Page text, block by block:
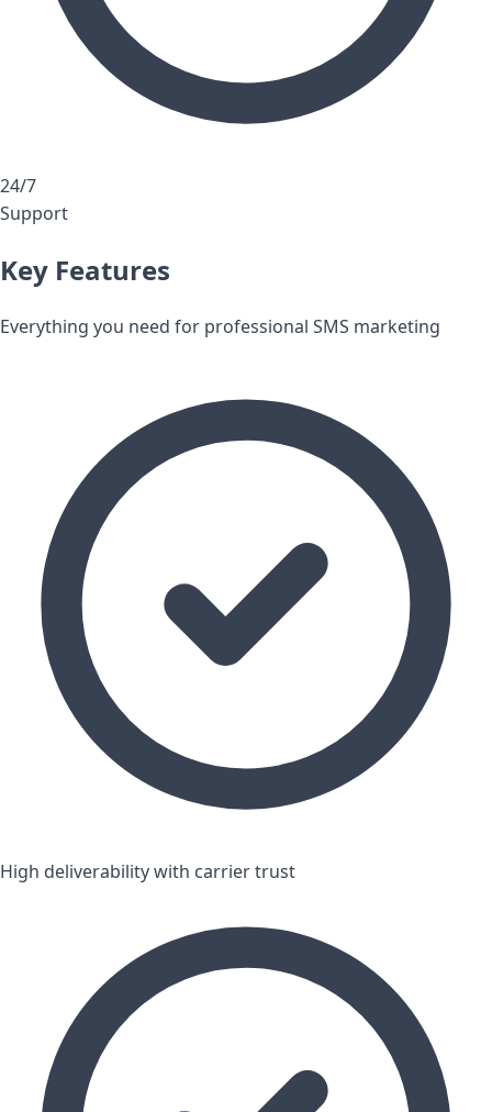
24/7
Support
Key Features
Everything you need for professional SMS marketing
High deliverability with carrier trust